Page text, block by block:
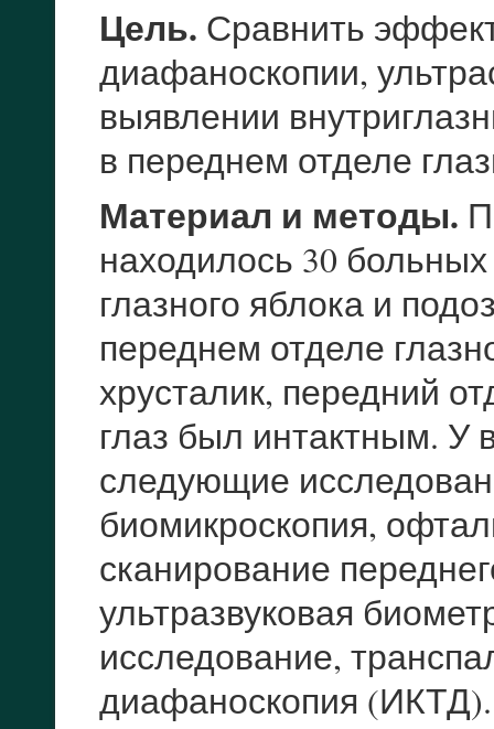
Цель. Сравнить
диафаноскопии,
выявлении
в переднем отделе
Материал и методы.
находилось 30
глазного яблока и
переднем отделе
хрусталик, передний
глаз был интактным.
следующие
биомикроскопия,
сканирование
ультразвуковая
исследование,
диафаноскопия (ИКТД).